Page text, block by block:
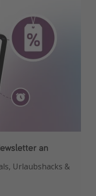
an
Urlaubshacks &
als